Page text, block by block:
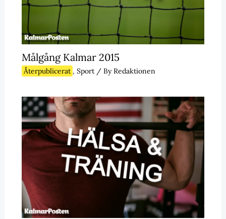
Målgång Kalmar 2015
Återpublicerat , Sport/ ByRedaktionen